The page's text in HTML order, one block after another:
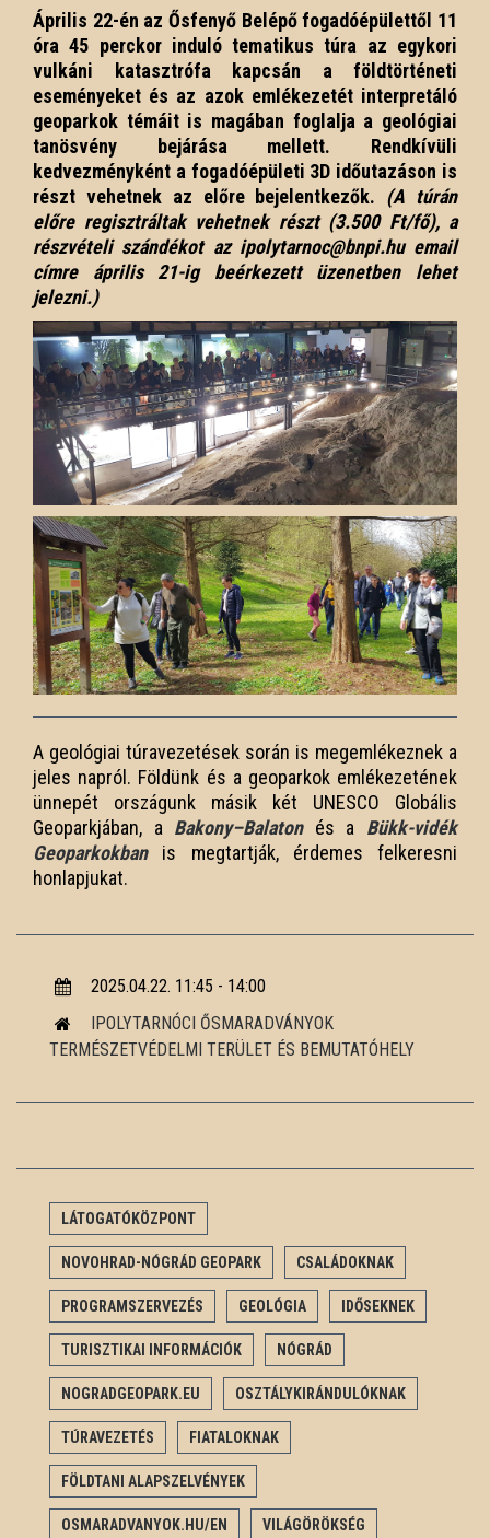
Április 22-én az Ősfenyő Belépő fogadóépülettől 11
óra 45 perckor induló tematikus túra az egykori
vulkáni katasztrófa kapcsán a földtörténeti
eseményeket és az azok emlékezetét interpretáló
geoparkok témáit is magában foglalja a geológiai
tanösvény bejárása mellett. Rendkívüli
kedvezményként a fogadóépületi 3D időutazáson is
részt vehetnek az előre bejelentkezők. (A túrán
előre regisztráltak vehetnek részt (3.500 Ft/fő), a
részvételi szándékot az ipolytarnoc@bnpi.hu email
címre április 21-ig beérkezett üzenetben lehet
jelezni.)
A geológiai túravezetések során is megemlékeznek a
jeles napról. Földünk és a geoparkok emlékezetének
ünnepét országunk másik két UNESCO Globális
Geoparkjában, a Bakony–Balatonés a Bükk-vidék
Geoparkokbanis megtartják, érdemes felkeresni
honlapjukat.
2025.04.22. 11:45 - 14:00
IPOLYTARNÓCI ŐSMARADVÁNYOK
TERMÉSZETVÉDELMI TERÜLET ÉS BEMUTATÓHELY
LÁTOGATÓKÖZPONT
NOVOHRAD-NÓGRÁD GEOPARK CSALÁDOKNAK
PROGRAMSZERVEZÉS GEOLÓGIA IDŐSEKNEK
TURISZTIKAI INFORMÁCIÓK NÓGRÁD
NOGRADGEOPARK.EU OSZTÁLYKIRÁNDULÓKNAK
TÚRAVEZETÉS FIATALOKNAK
FÖLDTANI ALAPSZELVÉNYEK
OSMARADVANYOK.HU/EN VILÁGÖRÖKSÉG